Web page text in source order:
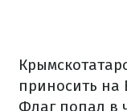
приносить на
Флаг попал в